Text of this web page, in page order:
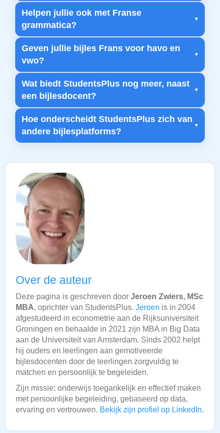
Helpen jullie ook met Franse
grammatica?
Geven jullie bijles Frans voor havo en
vwo?
Wat biedt StudentsPlus nog meer, naast
een bijlesdocent?
Hoe onderscheidt StudentsPlus zich van
andere bijlesplatforms?
Over de auteur
Deze pagina is geschreven door Jeroen Zwiers, MSc
MBA, oprichter van StudentsPlus. Jeroen is in 2004
afgestudeerd in econometrie aan de Rijksuniversiteit
Groningen en behaalde in 2021 zijn MBA in Big Data
aan de Universiteit van Amsterdam. Sinds 2002 helpt
hij ouders en leerlingen aan gemotiveerde
bijlesdocenten door de leerlingen zorgvuldig te
matchen en persoonlijk te begeleiden.
Zijn missie: onderwijs toegankelijk en effectief maken
met persoonlijke begeleiding, gebaseerd op data,
ervaring en vertrouwen. Bekijk zijn profiel op LinkedIn.